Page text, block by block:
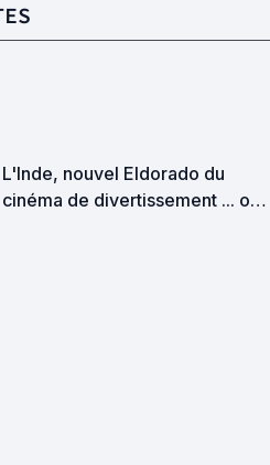
L'Inde, nouvel Eldorado du
cinéma de divertissement ... ou